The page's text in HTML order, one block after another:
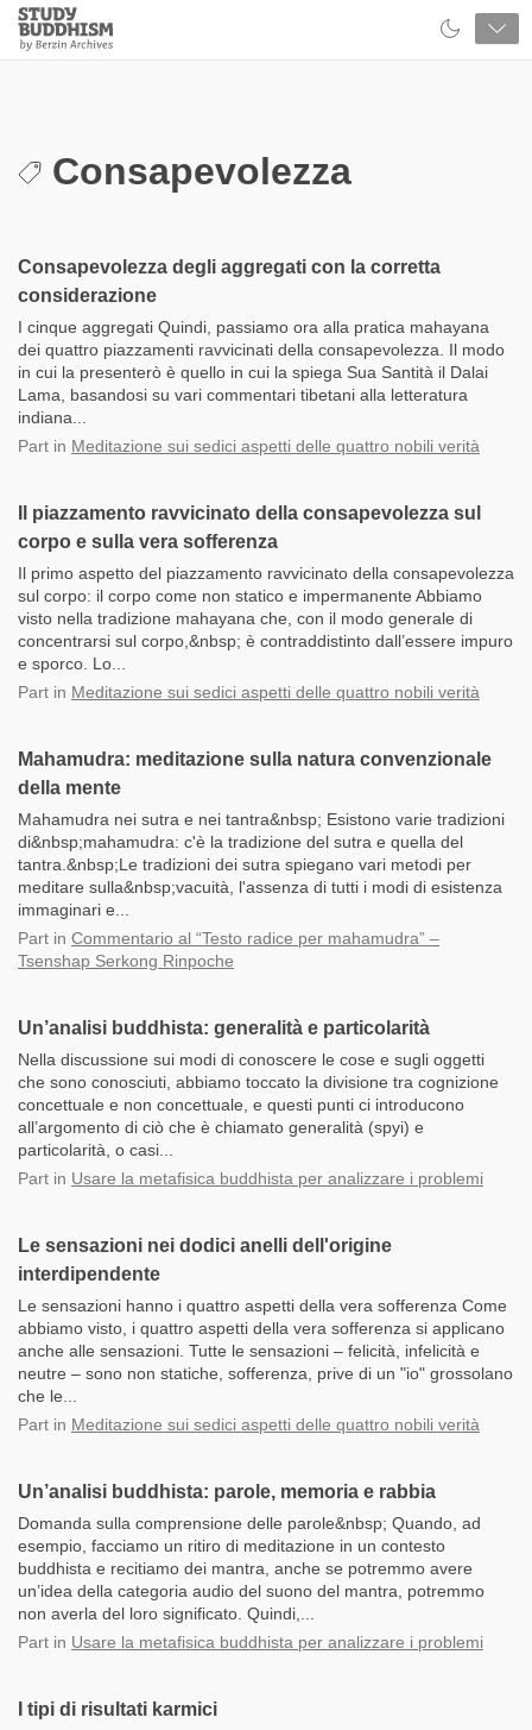
Close
Study
Buddhism
Consapevolezza
Consapevolezza degli aggregati con la corretta
considerazione
I cinque aggregati Quindi, passiamo ora alla pratica mahayana
dei quattro piazzamenti ravvicinati della consapevolezza. Il modo
in cui la presenterò è quello in cui la spiega Sua Santità il Dalai
Lama, basandosi su vari commentari tibetani alla letteratura
indiana...
Part in Meditazione sui sedici aspetti delle quattro nobili verità
Il piazzamento ravvicinato della consapevolezza sul
corpo e sulla vera sofferenza
Il primo aspetto del piazzamento ravvicinato della consapevolezza
sul corpo: il corpo come non statico e impermanente Abbiamo
visto nella tradizione mahayana che, con il modo generale di
concentrarsi sul corpo,&nbsp; è contraddistinto dall’essere impuro
e sporco. Lo...
Part in Meditazione sui sedici aspetti delle quattro nobili verità
Mahamudra: meditazione sulla natura convenzionale
della mente
Mahamudra nei sutra e nei tantra&nbsp; Esistono varie tradizioni
di&nbsp;mahamudra: c'è la tradizione del sutra e quella del
tantra.&nbsp;Le tradizioni dei sutra spiegano vari metodi per
meditare sulla&nbsp;vacuità, l'assenza di tutti i modi di esistenza
immaginari e...
Part in Commentario al “Testo radice per mahamudra” –
Tsenshap Serkong Rinpoche
Un’analisi buddhista: generalità e particolarità
Nella discussione sui modi di conoscere le cose e sugli oggetti
che sono conosciuti, abbiamo toccato la divisione tra cognizione
concettuale e non concettuale, e questi punti ci introducono
all’argomento di ciò che è chiamato generalità (spyi) e
particolarità, o casi...
Part in Usare la metafisica buddhista per analizzare i problemi
Le sensazioni nei dodici anelli dell'origine
interdipendente
Le sensazioni hanno i quattro aspetti della vera sofferenza Come
abbiamo visto, i quattro aspetti della vera sofferenza si applicano
anche alle sensazioni. Tutte le sensazioni – felicità, infelicità e
neutre – sono non statiche, sofferenza, prive di un "io" grossolano
che le...
Part in Meditazione sui sedici aspetti delle quattro nobili verità
Un’analisi buddhista: parole, memoria e rabbia
Domanda sulla comprensione delle parole&nbsp; Quando, ad
esempio, facciamo un ritiro di meditazione in un contesto
buddhista e recitiamo dei mantra, anche se potremmo avere
un’idea della categoria audio del suono del mantra, potremmo
non averla del loro significato. Quindi,...
Part in Usare la metafisica buddhista per analizzare i problemi
I tipi di risultati karmici